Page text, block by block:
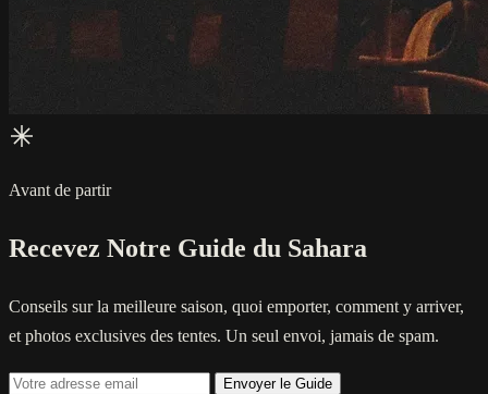
Avant de partir
Recevez Notre Guide du Sahara
Conseils sur la meilleure saison, quoi emporter, comment y arriver,
et photos exclusives des tentes. Un seul envoi, jamais de spam.
Envoyer le Guide